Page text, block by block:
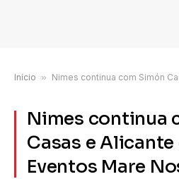
Início » Nimes continua com Simón Casas e
Nimes continua
Casas e Alicante
Eventos Mare